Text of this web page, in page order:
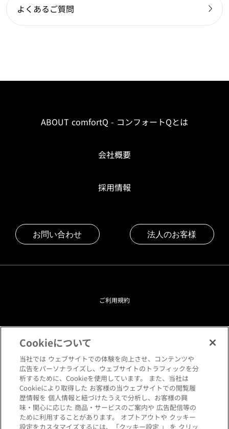
よくあるご質問
ABOUT comfortQ - コンフォートQとは
会社概要
採用情報
お問い合わせ 法人のお客様
ご利用規約
プライバシーポリシー
クッキーポリシー
閲覧環境について
サイトマップ
Cookieについて
当社では ウェブサイトでの体験を向上させ、コンテンツや
広告をパーソナライズし、ウェブサイトのトラフィックを分
析するために、Cookieを使用しています。 また、当社は
Cookieにより取得した お客様の当ウェブサイトでの閲覧履
歴情報を 個人情報と紐づけたうえで分析し、お客様の興
味・関心に応じた 商品・サービスのご案内や 広告配信等の
ために利用することがあります。 オプトアウトや クッキー
設定をカスタマイズするには、「クッキー設定 」 を クリッ